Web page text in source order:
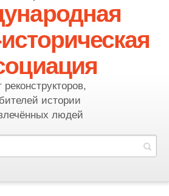
реконструкторов,
истории
людей